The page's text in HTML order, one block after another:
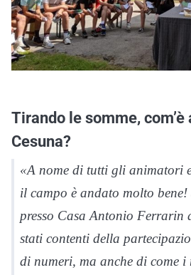
Tirando le somme,
Cesuna?
«A nome di tutti gli animatori
il campo è andato molto
presso Casa Antonio Ferrarin
stati contenti della
di numeri, ma anche di come i